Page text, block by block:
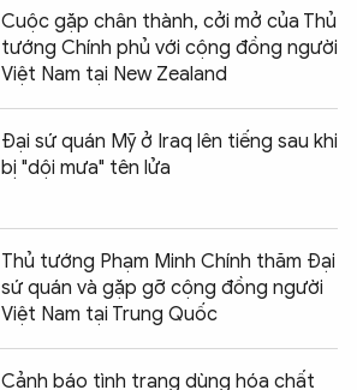
Cuộc gặp chân thành, cởi mở của Thủ
tướng Chính phủ với cộng đồng người
Việt Nam tại New Zealand
Đại sứ quán Mỹ ở Iraq lên tiếng sau khi
bị "dội mưa" tên lửa
Thủ tướng Phạm Minh Chính thăm Đại
sứ quán và gặp gỡ cộng đồng người
Việt Nam tại Trung Quốc
Cảnh báo tình trạng dùng hóa chất